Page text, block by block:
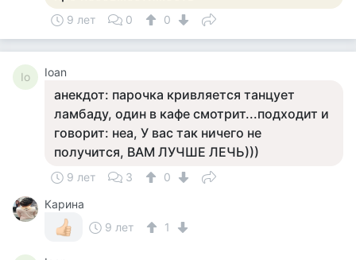
9 лет 0 0
Io Ioan
анекдот: парочка кривляется танцует
ламбаду, один в кафе смотрит...подходит и
говорит: неа, У вас так ничего не
получится, ВАМ ЛУЧШЕ ЛЕЧЬ)))
9 лет 3
0
Карина
9 лет
1